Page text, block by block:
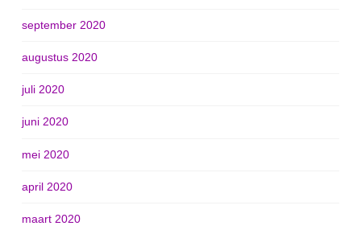
september 2020
augustus 2020
juli 2020
juni 2020
mei 2020
april 2020
maart 2020